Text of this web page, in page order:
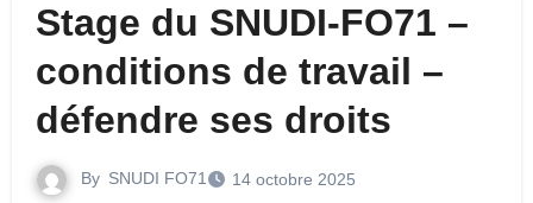
Stage du SNUDI-FO71 –
conditions de travail –
défendre ses droits
By SNUDI FO71 14 octobre 2025